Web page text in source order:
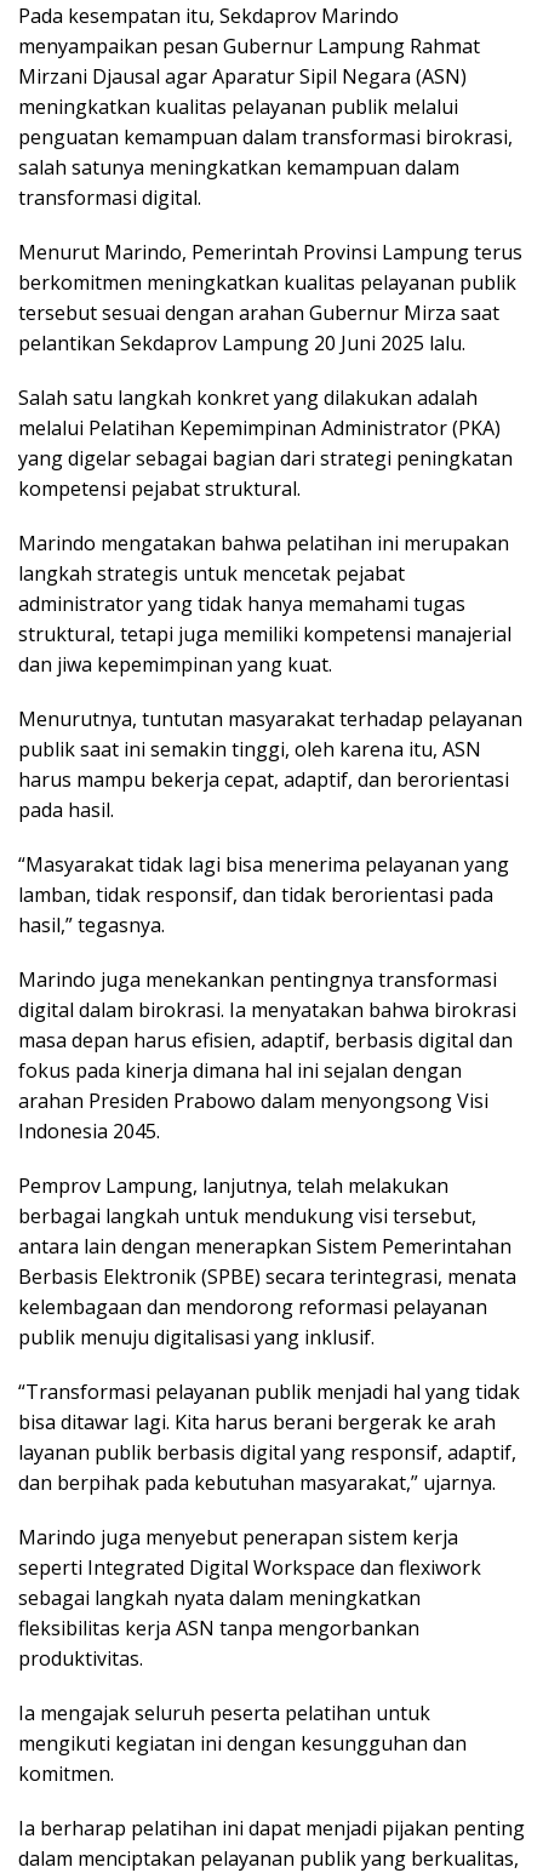
Pada kesempatan itu, Sekdaprov Marindo
menyampaikan pesan Gubernur Lampung Rahmat
Mirzani Djausal agar Aparatur Sipil Negara (ASN)
meningkatkan kualitas pelayanan publik melalui
penguatan kemampuan dalam transformasi birokrasi,
salah satunya meningkatkan kemampuan dalam
transformasi digital.
Menurut Marindo, Pemerintah Provinsi Lampung terus
berkomitmen meningkatkan kualitas pelayanan publik
tersebut sesuai dengan arahan Gubernur Mirza saat
pelantikan Sekdaprov Lampung 20 Juni 2025 lalu.
Salah satu langkah konkret yang dilakukan adalah
melalui Pelatihan Kepemimpinan Administrator (PKA)
yang digelar sebagai bagian dari strategi peningkatan
kompetensi pejabat struktural.
Marindo mengatakan bahwa pelatihan ini merupakan
langkah strategis untuk mencetak pejabat
administrator yang tidak hanya memahami tugas
struktural, tetapi juga memiliki kompetensi manajerial
dan jiwa kepemimpinan yang kuat.
Menurutnya, tuntutan masyarakat terhadap pelayanan
publik saat ini semakin tinggi, oleh karena itu, ASN
harus mampu bekerja cepat, adaptif, dan berorientasi
pada hasil.
“Masyarakat tidak lagi bisa menerima pelayanan yang
lamban, tidak responsif, dan tidak berorientasi pada
hasil,” tegasnya.
Marindo juga menekankan pentingnya transformasi
digital dalam birokrasi. Ia menyatakan bahwa birokrasi
masa depan harus efisien, adaptif, berbasis digital dan
fokus pada kinerja dimana hal ini sejalan dengan
arahan Presiden Prabowo dalam menyongsong Visi
Indonesia 2045.
Pemprov Lampung, lanjutnya, telah melakukan
berbagai langkah untuk mendukung visi tersebut,
antara lain dengan menerapkan Sistem Pemerintahan
Berbasis Elektronik (SPBE) secara terintegrasi, menata
kelembagaan dan mendorong reformasi pelayanan
publik menuju digitalisasi yang inklusif.
“Transformasi pelayanan publik menjadi hal yang tidak
bisa ditawar lagi. Kita harus berani bergerak ke arah
layanan publik berbasis digital yang responsif, adaptif,
dan berpihak pada kebutuhan masyarakat,” ujarnya.
Marindo juga menyebut penerapan sistem kerja
seperti Integrated Digital Workspace dan flexiwork
sebagai langkah nyata dalam meningkatkan
fleksibilitas kerja ASN tanpa mengorbankan
produktivitas.
Ia mengajak seluruh peserta pelatihan untuk
mengikuti kegiatan ini dengan kesungguhan dan
komitmen.
Ia berharap pelatihan ini dapat menjadi pijakan penting
dalam menciptakan pelayanan publik yang berkualitas,